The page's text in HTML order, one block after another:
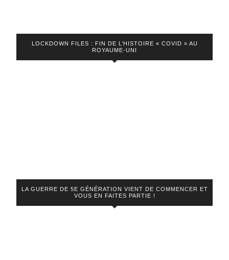
LOCKDOWN FILES : FIN DE L’HISTOIRE « COVID » AU
ROYAUME-UNI
LA GUERRE DE 5E GÉNÉRATION VIENT DE COMMENCER ET
VOUS EN FAITES PARTIE !